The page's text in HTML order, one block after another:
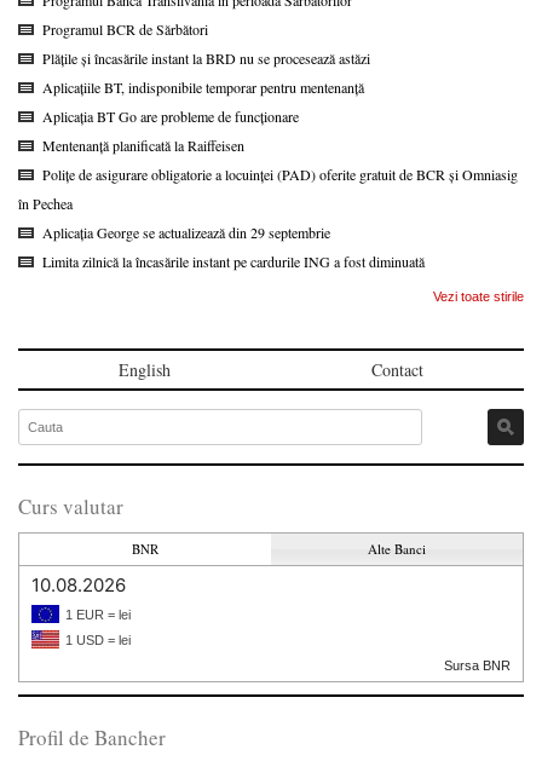
Programul BCR de Sărbători
Plățile și încasările instant la BRD nu se procesează astăzi
Aplicațiile BT, indisponibile temporar pentru mentenanță
Aplicația BT Go are probleme de funcționare
Mentenanță planificată la Raiffeisen
Polițe de asigurare obligatorie a locuinței (PAD) oferite gratuit de BCR și Omniasig
în Pechea
Aplicația George se actualizează din 29 septembrie
Limita zilnică la încasările instant pe cardurile ING a fost diminuată
Vezi toate stirile
English Contact
Curs valutar
BNR Alte Banci
10.08.2026
1 EUR = lei
1 USD = lei
Sursa BNR
Profil de Bancher